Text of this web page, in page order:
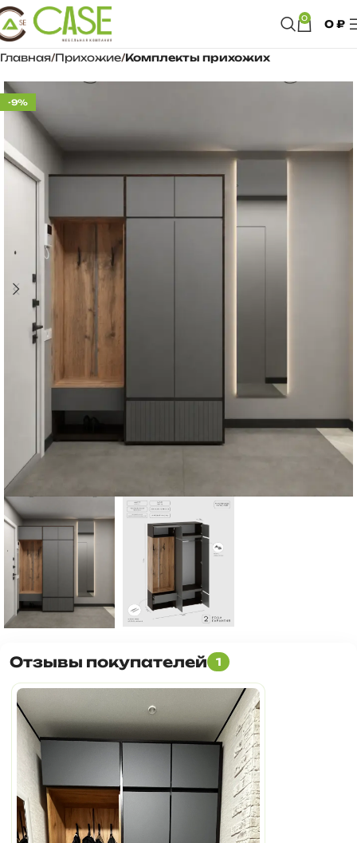
0 0₽
Главная Прихожие Комплекты прихожих
-9%
Отзывы покупателей 1